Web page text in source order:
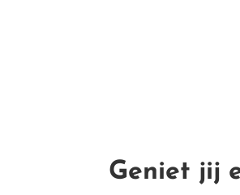
Geniet jij